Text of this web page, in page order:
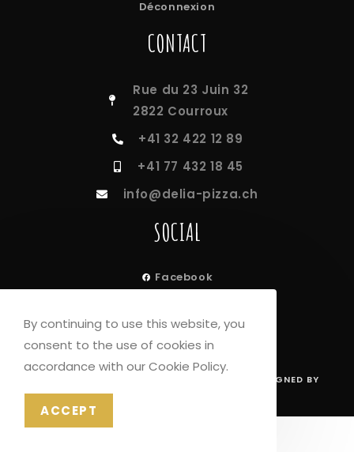
Déconnexion
CONTACT
Rue du 23 Juin 32
2822 Courroux
+41 32 422 12 89
+41 77 432 18 45
info@delia-pizza.ch
SOCIAL
Facebook
| CREATED & DESIGNED BY
By continuing to use this website, you
consent to the use of cookies in
accordance with our Cookie Policy.
ACCEPT